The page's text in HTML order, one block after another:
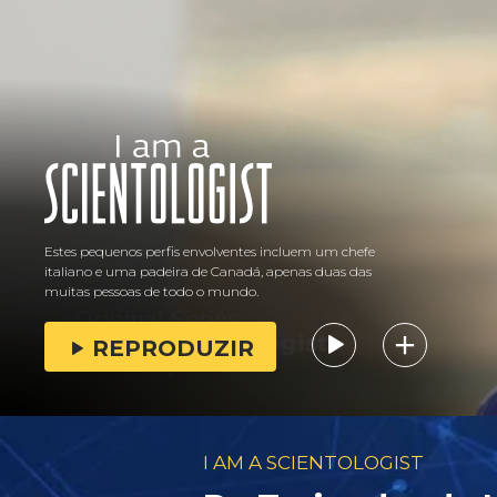
Estes pequenos perfis envolventes incluem um chefe
italiano e uma padeira de Canadá, apenas duas das
muitas pessoas de todo o mundo.
REPRODUZIR
I AM A SCIENTOLOGIST